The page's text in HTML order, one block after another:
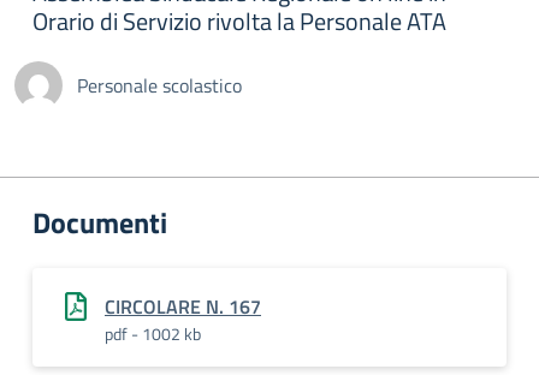
Orario di Servizio rivolta la Personale ATA
Personale scolastico
Documenti
CIRCOLARE N. 167
pdf - 1002 kb